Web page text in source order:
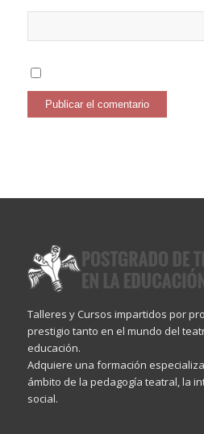
Talleres y Cursos impartidos por
prestigio tanto en el mundo del
educación.
Adquiere una formación
ámbito de la pedagogía teatral, la
social.